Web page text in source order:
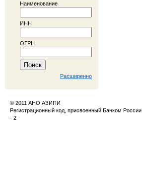
Наименование
ИНН
ОГРН
Расширенно
© 2011 АНО АЗИПИ
Регистрационный код, присвоенный Банком России
- 2